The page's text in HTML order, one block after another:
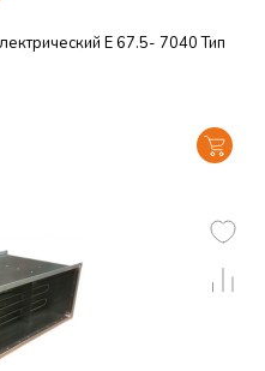
E 67.5- 7040 Тип